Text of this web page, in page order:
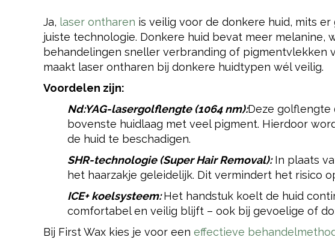
Ja, laser ontharen is veilig voor de donkere huid, mits
juiste technologie. Donkere huid bevat meer melanine,
behandelingen sneller verbranding of pigmentvlekken
maakt laser ontharen bij donkere huidtypen wél veilig.
Voordelen zijn:
Nd:YAG-lasergolflengte (1064 nm):Deze golflengte
bovenste huidlaag met veel pigment. Hierdoor
de huid te beschadigen.
SHR-technologie (Super Hair Removal):In plaats
het haarzakje geleidelijk. Dit vermindert het risico
ICE+ koelsysteem: Het handstuk koelt de huid
comfortabel en veilig blijft – ook bij gevoelige of
Bij First Wax kies je voor een effectieve